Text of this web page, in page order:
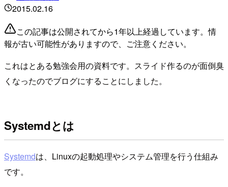
2015.02.16
この記事は公開されてから1年以上経過しています。情
報が古い可能性がありますので、ご注意ください。
これはとある勉強会用の資料です。スライド作るのが面倒臭
くなったのでブログにすることにしました。
Systemdとは
Systemdは、Linuxの起動処理やシステム管理を行う仕組み
です。